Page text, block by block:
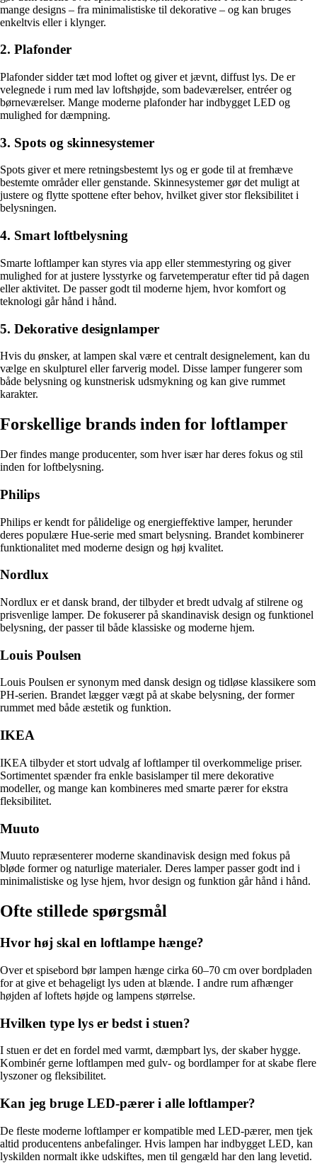
mange designs – fra minimalistiske til dekorative – og kan bruges
enkeltvis eller i klynger.
2. Plafonder
Plafonder sidder tæt mod loftet og giver et jævnt, diffust lys. De er
velegnede i rum med lav loftshøjde, som badeværelser, entréer og
børneværelser. Mange moderne plafonder har indbygget LED og
mulighed for dæmpning.
3. Spots og skinnesystemer
Spots giver et mere retningsbestemt lys og er gode til at fremhæve
bestemte områder eller genstande. Skinnesystemer gør det muligt at
justere og flytte spottene efter behov, hvilket giver stor fleksibilitet i
belysningen.
4. Smart loftbelysning
Smarte loftlamper kan styres via app eller stemmestyring og giver
mulighed for at justere lysstyrke og farvetemperatur efter tid på dagen
eller aktivitet. De passer godt til moderne hjem, hvor komfort og
teknologi går hånd i hånd.
5. Dekorative designlamper
Hvis du ønsker, at lampen skal være et centralt designelement, kan du
vælge en skulpturel eller farverig model. Disse lamper fungerer som
både belysning og kunstnerisk udsmykning og kan give rummet
karakter.
Forskellige brands inden for loftlamper
Der findes mange producenter, som hver især har deres fokus og stil
inden for loftbelysning.
Philips
Philips er kendt for pålidelige og energieffektive lamper, herunder
deres populære Hue-serie med smart belysning. Brandet kombinerer
funktionalitet med moderne design og høj kvalitet.
Nordlux
Nordlux er et dansk brand, der tilbyder et bredt udvalg af stilrene og
prisvenlige lamper. De fokuserer på skandinavisk design og funktionel
belysning, der passer til både klassiske og moderne hjem.
Louis Poulsen
Louis Poulsen er synonym med dansk design og tidløse klassikere som
PH-serien. Brandet lægger vægt på at skabe belysning, der former
rummet med både æstetik og funktion.
IKEA
IKEA tilbyder et stort udvalg af loftlamper til overkommelige priser.
Sortimentet spænder fra enkle basislamper til mere dekorative
modeller, og mange kan kombineres med smarte pærer for ekstra
fleksibilitet.
Muuto
Muuto repræsenterer moderne skandinavisk design med fokus på
bløde former og naturlige materialer. Deres lamper passer godt ind i
minimalistiske og lyse hjem, hvor design og funktion går hånd i hånd.
Ofte stillede spørgsmål
Hvor høj skal en loftlampe hænge?
Over et spisebord bør lampen hænge cirka 60–70 cm over bordpladen
for at give et behageligt lys uden at blænde. I andre rum afhænger
højden af loftets højde og lampens størrelse.
Hvilken type lys er bedst i stuen?
I stuen er det en fordel med varmt, dæmpbart lys, der skaber hygge.
Kombinér gerne loftlampen med gulv- og bordlamper for at skabe flere
lyszoner og fleksibilitet.
Kan jeg bruge LED-pærer i alle loftlamper?
De fleste moderne loftlamper er kompatible med LED-pærer, men tjek
altid producentens anbefalinger. Hvis lampen har indbygget LED, kan
lyskilden normalt ikke udskiftes, men til gengæld har den lang levetid.